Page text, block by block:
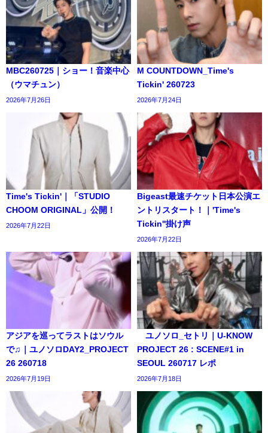
MBC260725｜ショー！音楽中心
（ウマチュン）
2026年7月26日
M COUNTDOWN_Time's
Tickin' 260723
2026年7月24日
Time's Tickin'｜「STUDIO
CHOOM ORIGINAL」公開！
2026年7月22日
Bigeast最速チケット日本公演エ
ントリスタート！｜'Time's
Tickin''掛け声
2026年7月22日
アジアを巡ってラストはソウル
で♫｜ユノソロDAY2_PROJECT
26 260718
2026年7月19日
ユノソロ_セトリ｜U-KNOW
PROJECT 26 : SCENE#1 in
SEOUL 260717 レポ
2026年7月18日